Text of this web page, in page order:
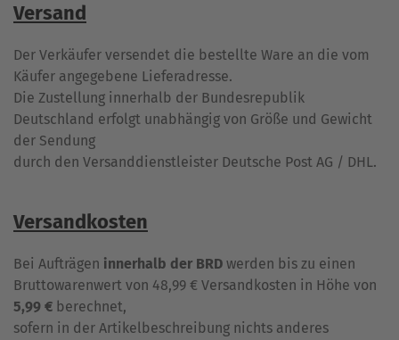
Versand
Der Verkäufer versendet die bestellte Ware an die vom
Käufer angegebene Lieferadresse.
Die Zustellung innerhalb der Bundesrepublik
Deutschland erfolgt unabhängig von Größe und Gewicht
der Sendung
durch den Versanddienstleister Deutsche Post AG / DHL.
Versandkosten
Bei Aufträgen innerhalb der BRD werden bis zu einen
Bruttowarenwert von 48,99 € Versandkosten in Höhe von
5,99 € berechnet,
sofern in der Artikelbeschreibung nichts anderes